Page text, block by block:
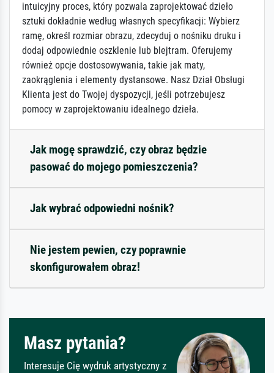
intuicyjny proces, który pozwala zaprojektować dzieło
sztuki dokładnie według własnych specyfikacji: Wybierz
ramę, określ rozmiar obrazu, zdecyduj o nośniku druku i
dodaj odpowiednie oszklenie lub blejtram. Oferujemy
również opcje dostosowywania, takie jak maty,
zaokrąglenia i elementy dystansowe. Nasz Dział Obsługi
Klienta jest do Twojej dyspozycji, jeśli potrzebujesz
pomocy w zaprojektowaniu idealnego dzieła.
Jak mogę sprawdzić, czy obraz będzie
pasować do mojego pomieszczenia?
Jak wybrać odpowiedni nośnik?
Nie jestem pewien, czy poprawnie
skonfigurowałem obraz!
Masz pytania?
Interesuje Cię wydruk artystyczny z